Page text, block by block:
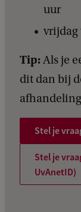
uur
vrijdag
Tip:Als je
dit dan bij
Stel je
Stel je
UvAnetID)